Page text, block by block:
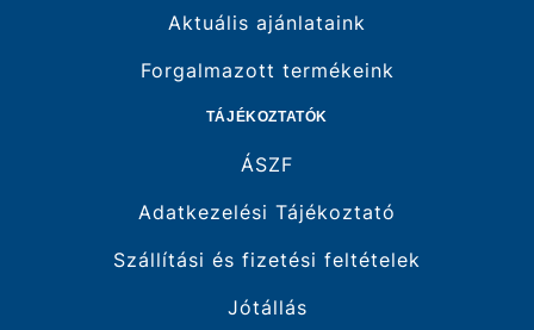
Villamos teljesítmény: 1,8 kW
Melegvíz hőmérséklete: maximum 80 ºC
Maximum üzemi nyomás: 0,6 MPa
Tartály anyaga: acéllemez
Vízcsatlakozás: G 1/2
Aktuális ajánlataink
Forgalmazott termékeink
TÁJÉKOZTATÓK
ÁSZF
Adatkezelési Tájékoztató
Szállítási és fizetési feltételek
Jótállás